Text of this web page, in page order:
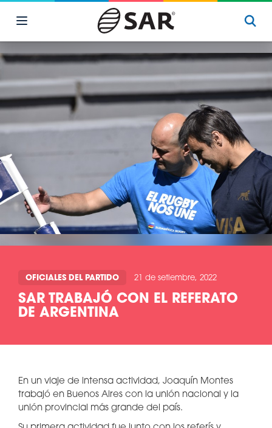
OFICIALES DEL PARTIDO 21 de setiembre, 2022
SAR TRABAJÓ CON EL REFERATO
DE ARGENTINA
En un viaje de intensa actividad, Joaquín Montes
trabajó en Buenos Aires con la unión nacional y la
unión provincial más grande del país.